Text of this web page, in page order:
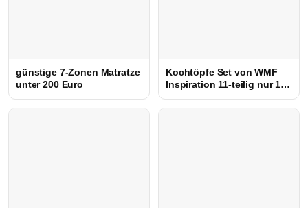
günstige 7-Zonen Matratze
unter 200 Euro
Kochtöpfe Set von WMF
Inspiration 11-teilig nur 134
Euro